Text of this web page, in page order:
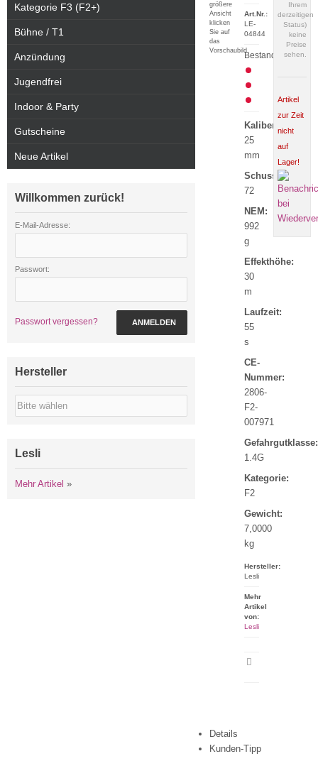
größere
Ansicht
klicken
Sie auf
das
Vorschaubild
Ihrem
derzeitigen
Status)
keine
Preise
sehen.
Artikel
zur Zeit
nicht
auf
Lager!
Art.Nr.:
LE-
04844
Bestand:
Kaliber:
25
mm
Schuss:
72
NEM:
992
g
Effekthöhe:
30
m
Laufzeit:
55
s
CE-
Nummer:
2806-
F2-
007971
Gefahrgutklasse:
1.4G
Kategorie:
F2
Gewicht:
7,0000
kg
Hersteller:
Lesli
Mehr
Artikel
von:
Lesli
Details
Kunden-Tipp
Kategorie F3 (F2+)
Bühne / T1
Anzündung
Jugendfrei
Indoor & Party
Gutscheine
Neue Artikel
Willkommen zurück!
E-Mail-Adresse:
Passwort:
Passwort vergessen? ANMELDEN
Hersteller
Lesli
Mehr Artikel »